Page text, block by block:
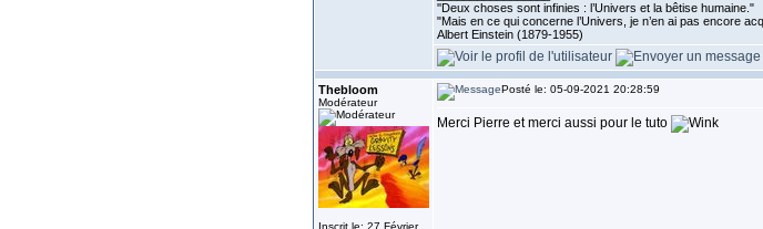
''Deux choses sont infinies : l’Univers et la bêtise humaine."
"Mais en ce qui concerne l’Univers, je n’en ai pas encore
Albert Einstein (1879-1955)
Thebloom
Modérateur
Inscrit le: 27 Février
Posté le: 05-09-2021 20:28:59
Merci Pierre et merci aussi pour le tuto